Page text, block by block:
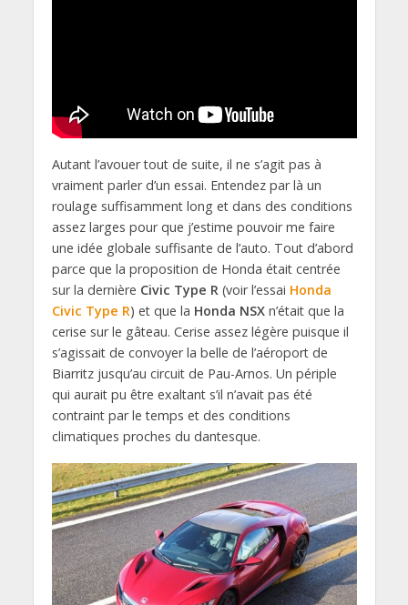
Autant l’avouer tout de suite, il ne s’agit pas à
vraiment parler d’un essai. Entendez par là un
roulage suffisamment long et dans des conditions
assez larges pour que j’estime pouvoir me faire
une idée globale suffisante de l’auto. Tout d’abord
parce que la proposition de Honda était centrée
sur la dernière Civic Type R(voir l’essai Honda
Civic Type R) et que la Honda NSXn’était que la
cerise sur le gâteau. Cerise assez légère puisque il
s’agissait de convoyer la belle de l’aéroport de
Biarritz jusqu’au circuit de Pau-Arnos. Un périple
qui aurait pu être exaltant s’il n’avait pas été
contraint par le temps et des conditions
climatiques proches du dantesque.